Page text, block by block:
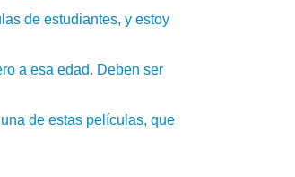
de estudiantes, y estoy
a esa edad. Deben ser
de estas películas, que